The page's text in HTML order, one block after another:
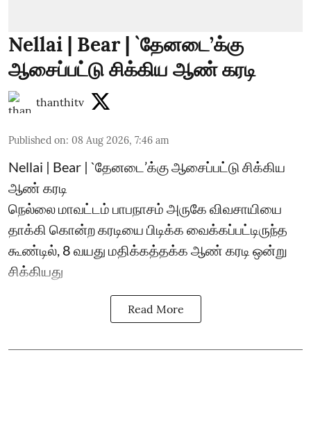
Nellai | Bear | `தேனடை’க்கு
ஆசைப்பட்டு சிக்கிய ஆண் கரடி
thanthitv
Published on: 08 Aug 2026, 7:46 am
Nellai | Bear | `தேனடை’க்கு ஆசைப்பட்டு சிக்கிய
ஆண் கரடி
நெல்லை மாவட்டம் பாபநாசம் அருகே விவசாயியை
தாக்கி கொன்ற கரடியை பிடிக்க வைக்கப்பட்டிருந்த
கூண்டில், 8 வயது மதிக்கத்தக்க ஆண் கரடி ஒன்று
சிக்கியது
Read More